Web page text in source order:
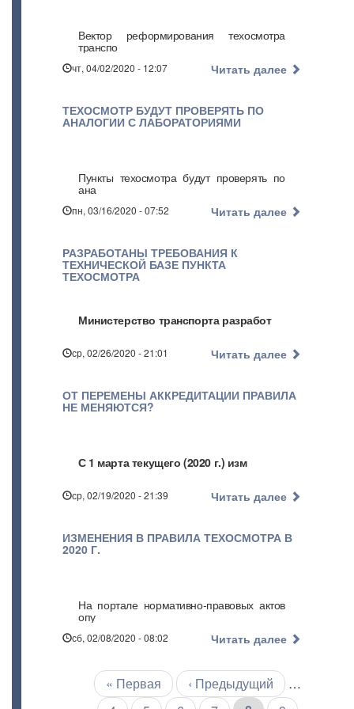
Вектор реформирования техосмотра
транспо
чт, 04/02/2020 - 12:07 Читать далее
ТЕХОСМОТР БУДУТ ПРОВЕРЯТЬ ПО
АНАЛОГИИ С ЛАБОРАТОРИЯМИ
Пункты техосмотра будут проверять по
ана
пн, 03/16/2020 - 07:52 Читать далее
РАЗРАБОТАНЫ ТРЕБОВАНИЯ К
ТЕХНИЧЕСКОЙ БАЗЕ ПУНКТА
ТЕХОСМОТРА
Министерство транспорта разработ
ср, 02/26/2020 - 21:01 Читать далее
ОТ ПЕРЕМЕНЫ АККРЕДИТАЦИИ ПРАВИЛА
НЕ МЕНЯЮТСЯ?
С 1 марта текущего (2020 г.) изм
ср, 02/19/2020 - 21:39 Читать далее
ИЗМЕНЕНИЯ В ПРАВИЛА ТЕХОСМОТРА В
2020 Г.
На портале нормативно-правовых актов
опу
сб, 02/08/2020 - 08:02 Читать далее
Нумерация
страниц
Первая
страница
« Первая ←
‹ Предыдущий
…